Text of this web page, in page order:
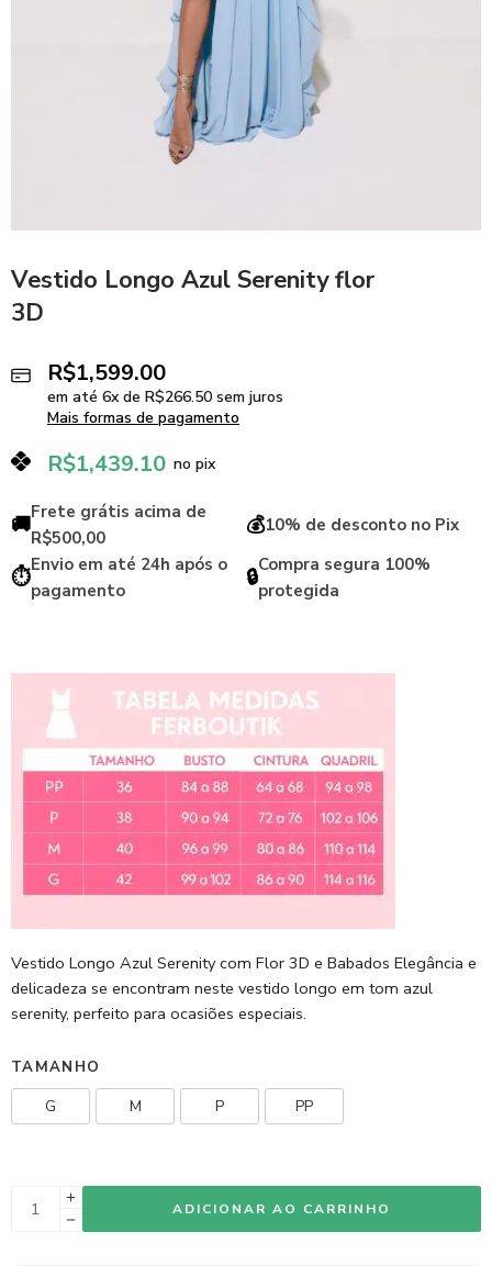
Vestido Longo Azul Serenity flor
3D
R$1,599.00
em até 6x de R$266.50 sem juros
Mais formas de pagamento
R$1,439.10 no pix
🚚Frete grátis acima de
R$500,00
💰10% de desconto no Pix
⏱️Envio em até 24h após o
pagamento
🔒Compra segura 100%
protegida
Vestido Longo Azul Serenity com Flor 3D e Babados Elegância e
delicadeza se encontram neste vestido longo em tom azul
serenity, perfeito para ocasiões especiais.
TAMANHO
G M P PP
ADICIONAR AO CARRINHO